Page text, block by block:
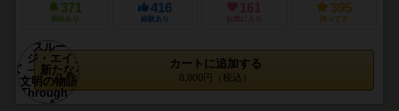
371
興味あり
416
経験あり
161
お気に入り
395
持ってる
カートに追加する
8,800円（税込）